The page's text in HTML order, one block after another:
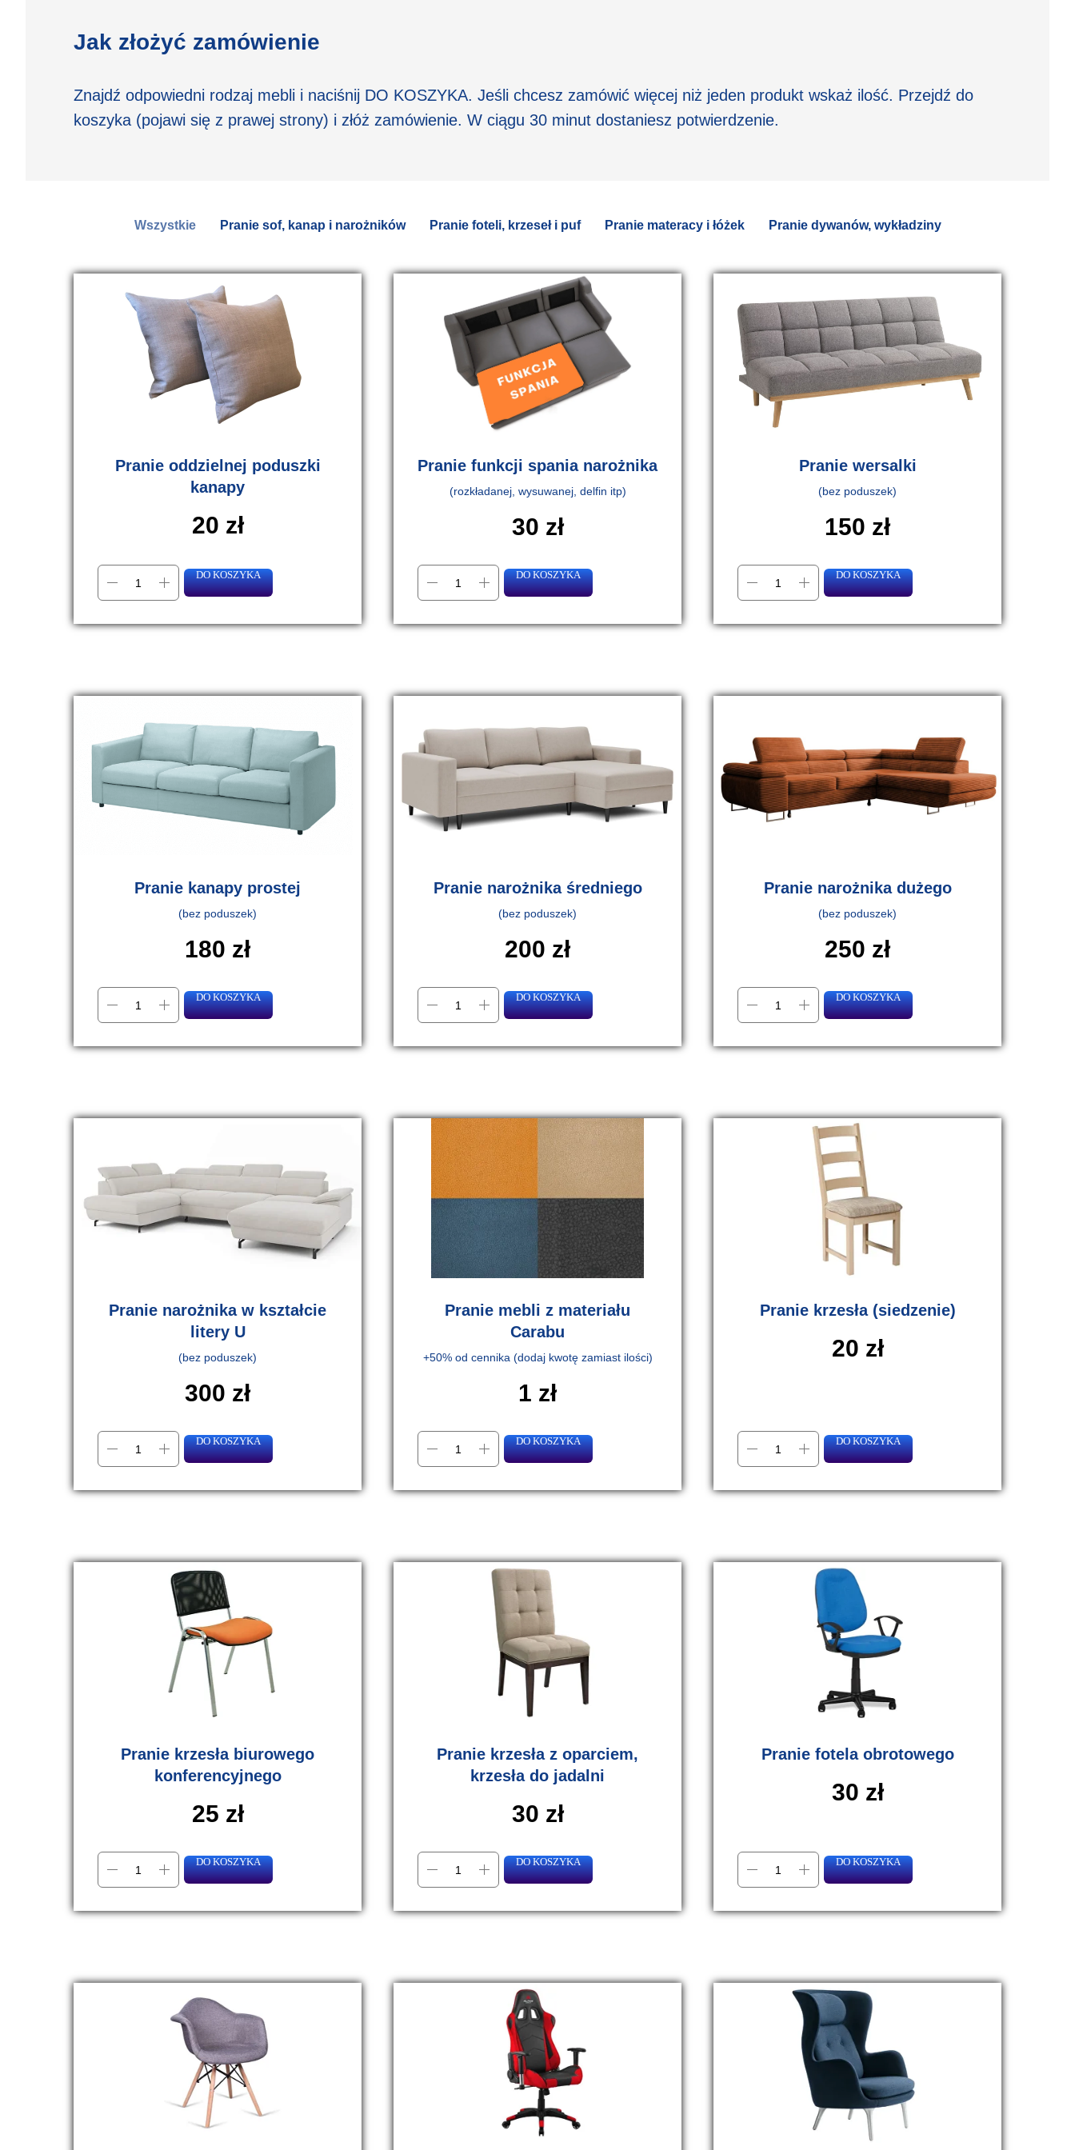
Jak złożyć zamówienie
Znajdź odpowiedni rodzaj mebli i naciśnij DO KOSZYKA. Jeśli chcesz zamówić więcej niż jeden produkt wskaż ilość. Przejdź do
koszyka (pojawi się z prawej strony) i złóż zamówienie. W ciągu 30 minut dostaniesz potwierdzenie.
Wszystkie Pranie sof, kanap i narożników Pranie foteli, krzeseł i puf Pranie materacy i łóżek Pranie dywanów, wykładziny
Pranie oddzielnej poduszki
kanapy
20 zł
DO KOSZYKA
Pranie funkcji spania narożnika
(rozkładanej, wysuwanej, delfin itp)
30 zł
DO KOSZYKA
Pranie wersalki
(bez poduszek)
150 zł
DO KOSZYKA
Pranie kanapy prostej
(bez poduszek)
180 zł
DO KOSZYKA
Pranie narożnika średniego
(bez poduszek)
200 zł
DO KOSZYKA
Pranie narożnika dużego
(bez poduszek)
250 zł
DO KOSZYKA
Pranie narożnika w kształcie
litery U
(bez poduszek)
300 zł
DO KOSZYKA
Pranie mebli z materiału
Carabu
+50% od cennika (dodaj kwotę zamiast ilości)
1 zł
DO KOSZYKA
Pranie krzesła (siedzenie)
20 zł
DO KOSZYKA
Pranie krzesła biurowego
konferencyjnego
25 zł
DO KOSZYKA
Pranie krzesła z oparciem,
krzesła do jadalni
30 zł
DO KOSZYKA
Pranie fotela obrotowego
30 zł
DO KOSZYKA